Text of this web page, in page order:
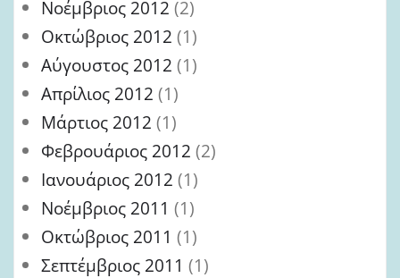
Νοέμβριος 2012 (2)
Οκτώβριος 2012 (1)
Αύγουστος 2012 (1)
Απρίλιος 2012 (1)
Μάρτιος 2012 (1)
Φεβρουάριος 2012 (2)
Ιανουάριος 2012 (1)
Νοέμβριος 2011 (1)
Οκτώβριος 2011 (1)
Σεπτέμβριος 2011 (1)